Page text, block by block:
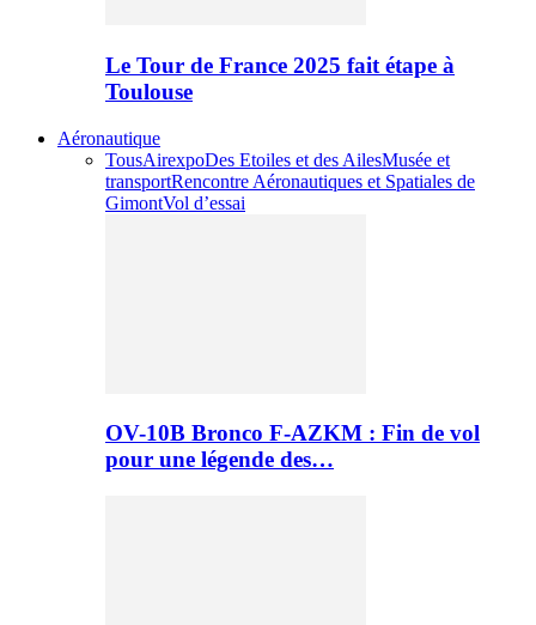
Le Tour de France 2025 fait étape à
Toulouse
Aéronautique
TousAirexpoDes Etoiles et des AilesMusée et
transportRencontre Aéronautiques et Spatiales de
GimontVol d’essai
OV-10B Bronco F-AZKM : Fin de vol
pour une légende des…